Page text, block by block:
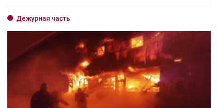
Дежурная часть